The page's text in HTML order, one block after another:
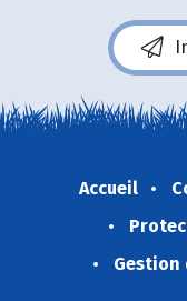
Accueil
Gestion